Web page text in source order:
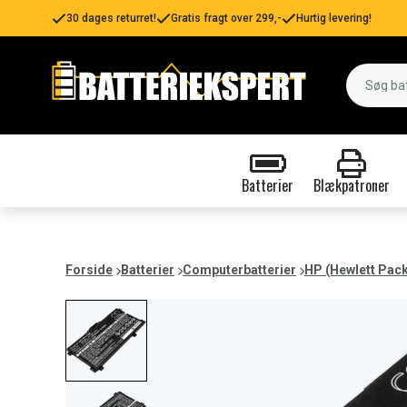
30 dages returret! Gratis fragt over 299,- Hurtig levering!
Batterier Blækpatroner
Forside Batterier Computerbatterier HP (Hewlett